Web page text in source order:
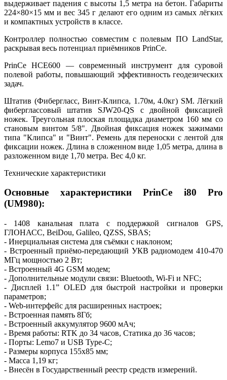
выдерживает падения с высоты 1,5 метра на бетон. Габариты
224×80×15 мм и вес 345 г делают его одним из самых лёгких
и компактных устройств в классе.
Контроллер полностью совместим с полевым ПО LandStar,
раскрывая весь потенциал приёмников PrinCe.
PrinCe HCE600 — современный инструмент для суровой
полевой работы, повышающий эффективность геодезических
задач.
Штатив (Фибергласс, Винт-Клипса, 1.70м, 4.0кг) SM. Лёгкий
фиберглассовый штатив SJW20-QS с двойной фиксацией
ножек. Треугольная плоская площадка диаметром 160 мм со
становым винтом 5/8". Двойная фиксация ножек зажимами
типа "Клипса" и "Винт". Ремень для переноски с лентой для
фиксации ножек. Длина в сложенном виде 1,05 метра, длина в
разложенном виде 1,70 метра. Вес 4,0 кг.
Технические характеристики
Основные характеристики PrinCe i80 Pro
(UM980):
- 1408 канальная плата с поддержкой сигналов GPS,
ГЛОНАСС, BeiDou, Galileo, QZSS, SBAS;
- Инерциальная система для съёмки с наклоном;
- Встроенный приёмо-передающий УКВ радиомодем 410-470
МГц мощностью 2 Вт;
- Встроенный 4G GSM модем;
- Дополнительные модули связи: Bluetooth, Wi-Fi и NFC;
- Дисплей 1.1” OLED для быстрой настройки и проверки
параметров;
- Web-интерфейс для расширенных настроек;
- Встроенная память 8Гб;
- Встроенный аккумулятор 9600 мАч;
- Время работы: RTK до 34 часов, Cтатика до 36 часов;
- Порты: Lemo7 и USB Type-C;
- Размеры корпуса 155х85 мм;
- Масса 1,19 кг;
- Внесён в Государственный реестр средств измерений.